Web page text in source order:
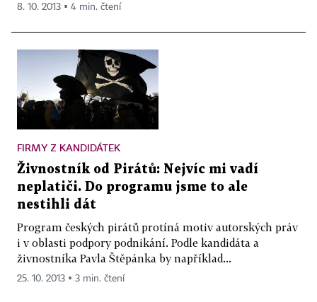
8. 10. 2013 ▪ 4 min. čtení
FIRMY Z KANDIDÁTEK
Živnostník od Pirátů: Nejvíc mi vadí
neplatiči. Do programu jsme to ale
nestihli dát
Program českých pirátů protíná motiv autorských práv
i v oblasti podpory podnikání. Podle kandidáta a
živnostníka Pavla Štěpánka by například...
25. 10. 2013 ▪ 3 min. čtení